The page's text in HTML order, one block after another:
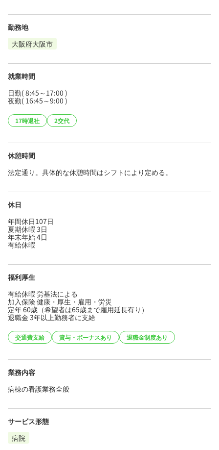
勤務地
大阪府大阪市
就業時間
日勤( 8:45～17:00 )
夜勤( 16:45～9:00 )
17時退社 2交代
休憩時間
法定通り。具体的な休憩時間はシフトにより定める。
休日
年間休日107日
夏期休暇 3日
年末年始 4日
有給休暇
福利厚生
有給休暇 労基法による
加入保険 健康・厚生・雇用・労災
定年 60歳（希望者は65歳まで雇用延長有り）
退職金 3年以上勤務者に支給
交通費支給 賞与・ボーナスあり 退職金制度あり
業務内容
病棟の看護業務全般
サービス形態
病院